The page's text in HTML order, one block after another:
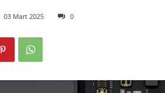
i
03 Mart 2025 0